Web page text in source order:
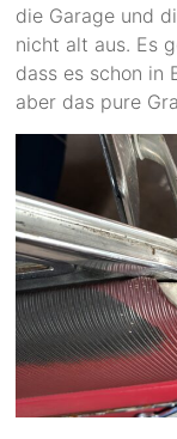
die Garage und
nicht alt aus. Es
dass es schon in
aber das pure